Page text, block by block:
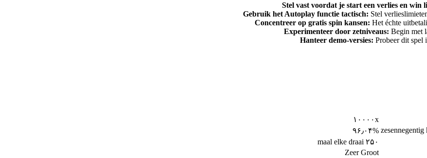
Stel vast voordat je start een verlies en win
Gebruik het Autoplay functie tactisch: Stel
Concentreer op gratis spin kansen: Het échte
Experimenteer door zetniveaus: Begin met
Hanteer demo-versies: Probeer dit spel
۱۰۰۰۰x
۹۶٫۰۴%
۲۵۰ maal elke draai
Zeer Groot